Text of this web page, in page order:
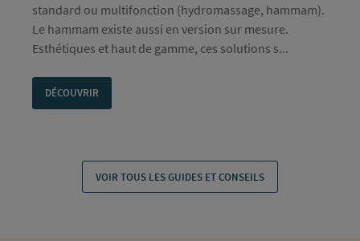
standard ou multifonction (hydromassage, hammam).
Le hammam existe aussi en version sur mesure.
Esthétiques et haut de gamme, ces solutions s...
DÉCOUVRIR
VOIR TOUS LES GUIDES ET CONSEILS